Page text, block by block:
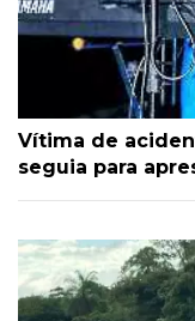
Vítima de
seguia para